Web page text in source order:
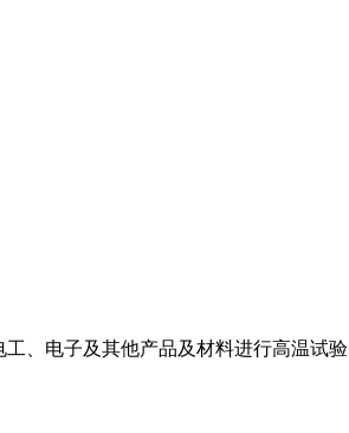
、电子及其他产品及材料进行高温试